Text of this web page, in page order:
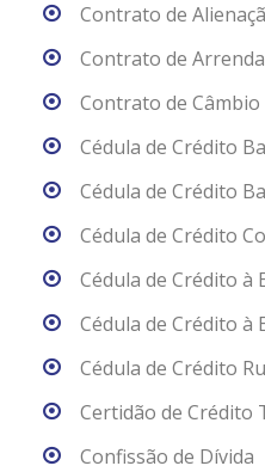
Contrato de
Contrato de
Contrato de Câmbio
Cédula de Crédito
Cédula de Crédito
Cédula de Crédito
Cédula de Crédito à
Cédula de Crédito à
Cédula de Crédito
Certidão de Crédito
Confissão de Dívida